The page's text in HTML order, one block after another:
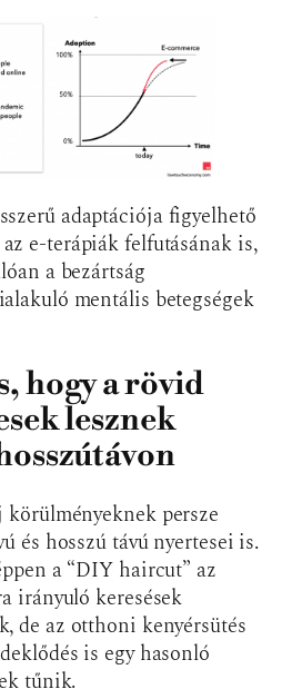
adaptációja figyelhető
e-terápiák felfutásának is,
a bezártság
mentális betegségek
hogy a rövid
lesznek
persze
és hosszú távú nyertesei is.
a “DIY haircut” az
irányuló keresések
de az otthoni kenyérsütés
is egy hasonló
tűnik.